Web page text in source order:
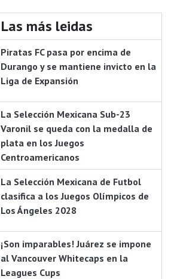
Las más leidas
Piratas FC pasa por encima de
Durango y se mantiene invicto en la
Liga de Expansión
La Selección Mexicana Sub-23
Varonil se queda con la medalla de
plata en los Juegos
Centroamericanos
La Selección Mexicana de Futbol
clasifica a los Juegos Olímpicos de
Los Ángeles 2028
¡Son imparables! Juárez se impone
al Vancouver Whitecaps en la
Leagues Cups